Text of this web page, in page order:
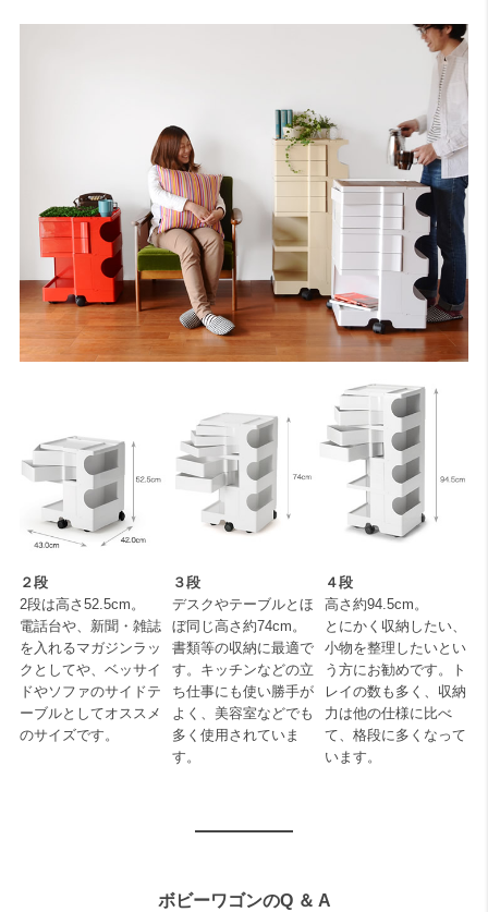
２段
2段は高さ52.5cm。
電話台や、新聞・雑誌
を入れるマガジンラッ
クとしてや、ベッサイ
ドやソファのサイドテ
ーブルとしてオススメ
のサイズです。
３段
デスクやテーブルとほ
ぼ同じ高さ約74cm。
書類等の収納に最適で
す。キッチンなどの立
ち仕事にも使い勝手が
よく、美容室などでも
多く使用されていま
す。
４段
高さ約94.5cm。
とにかく収納したい、
小物を整理したいとい
う方にお勧めです。ト
レイの数も多く、収納
力は他の仕様に比べ
て、格段に多くなって
います。
ボビーワゴンのQ ＆ A